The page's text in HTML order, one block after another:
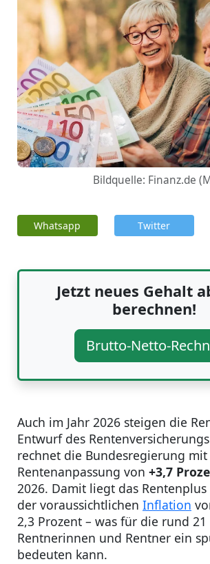
Bildquelle: Finanz.de
Whatsapp Twitter
Jetzt neues Gehalt
berechnen!
Brutto-Netto-
Auch im Jahr 2026 steigen die
Entwurf des
rechnet die Bundesregierung
Rentenanpassung von +3,7
2026. Damit liegt das
der voraussichtlichen Inflation
2,3 Prozent – was für die rund
Rentnerinnen und Rentner ein
bedeuten kann.